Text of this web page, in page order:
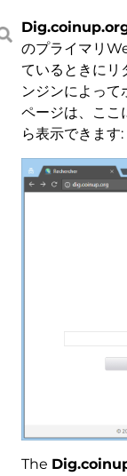
のプライマリ
ているときにリ
ンジンによって
ページは、ここ
ら表示できます:
The